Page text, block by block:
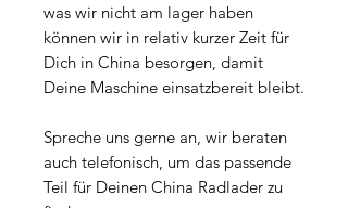
was wir nicht am lager haben
können wir in relativ kurzer Zeit für
Dich in China besorgen, damit
Deine Maschine einsatzbereit bleibt.
Spreche uns gerne an, wir beraten
auch telefonisch, um das passende
Teil für Deinen China Radlader zu